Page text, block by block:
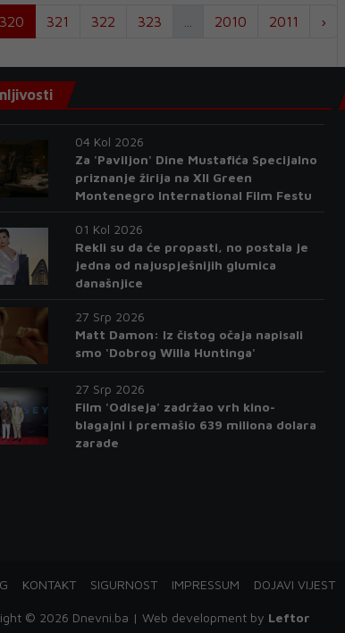
320 321 322 323 2010 2011 ›
04 Kol 2026
Za 'Paviljon' Dine Mustafića Specijalno
priznanje žirija na XII Green
Montenegro International Film Festu
01 Kol 2026
Rekli su da će propasti, no postala je
jedna od najuspješnijih glumica
današnjice
27 Srp 2026
Matt Damon: Iz čistog očaja napisali
smo 'Dobrog Willa Huntinga'
27 Srp 2026
Film 'Odiseja' zadržao vrh kino-
blagajni i premašio 639 miliona dolara
zarade
KONTAKT SIGURNOST IMPRESSUM DOJAVI VIJEST
© 2026 Dnevni.ba | Web development by Leftor